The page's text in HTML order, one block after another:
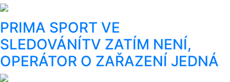
PRIMA SPORT VE
SLEDOVÁNÍTV ZATÍM NENÍ,
OPERÁTOR O ZAŘAZENÍ JEDNÁ